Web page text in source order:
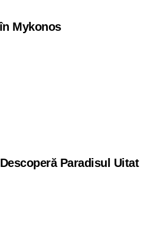
Mykonos
Paradisul Uitat